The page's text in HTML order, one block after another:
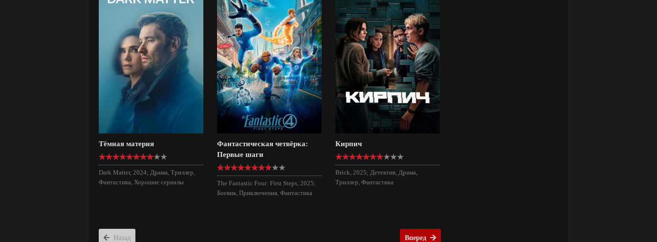
Тёмная материя
Dark Matter, 2024; Драма, Триллер,
Фантастика, Хорошие сериалы
Фантастическая четвёрка:
Первые шаги
The Fantastic Four: First Steps, 2025;
Боевик, Приключения, Фантастика
Кирпич
Brick, 2025; Детектив, Драма,
Триллер, Фантастика
Назад Вперед